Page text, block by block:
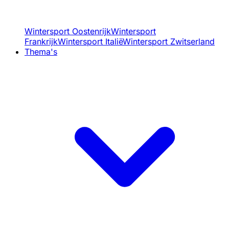
Wintersport OostenrijkWintersport
FrankrijkWintersport ItaliëWintersport Zwitserland
Thema's